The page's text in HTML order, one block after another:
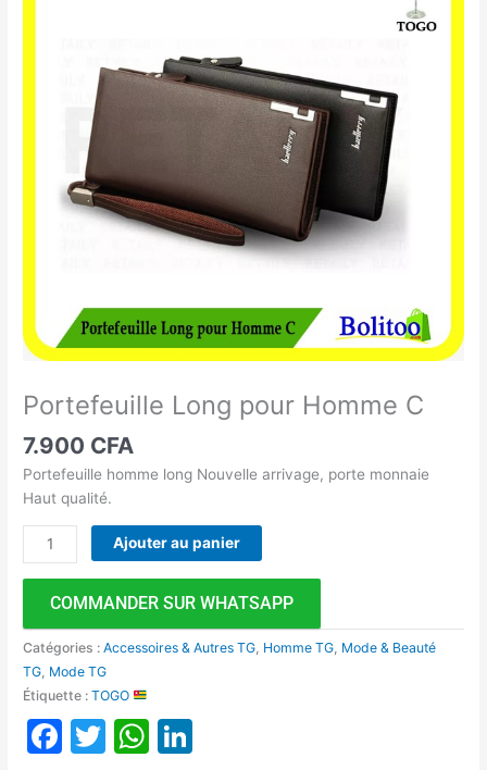
Portefeuille Long pour Homme C
7.900 CFA
Portefeuille homme long Nouvelle arrivage, porte monnaie
Haut qualité.
Ajouter au panier
COMMANDER SUR WHATSAPP
Catégories :Accessoires & Autres TG Homme TG Mode & Beauté
TG Mode TG
Étiquette :TOGO
Facebook
TwitterWhatsApp